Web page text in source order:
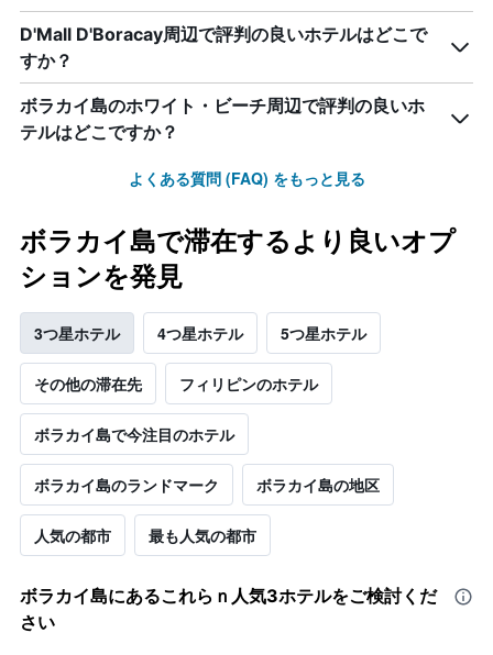
D'Mall D'Boracay周辺で評判の良いホテルはどこで
すか？
ボラカイ島のホワイト・ビーチ周辺で評判の良いホ
テルはどこですか？
よくある質問 (FAQ) をもっと見る
ボラカイ島で滞在するより良いオプ
ションを発見
3つ星ホテル 4つ星ホテル 5つ星ホテル
その他の滞在先 フィリピンのホテル
ボラカイ島で今注目のホテル
ボラカイ島のランドマーク ボラカイ島の地区
人気の都市 最も人気の都市
ボラカイ島​にあるこれらｎ人気3ホテルをご検討くだ
さい